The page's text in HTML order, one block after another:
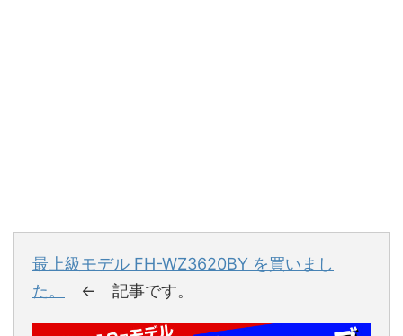
最上級モデル FH-WZ3620BY を買いまし
た。
← 記事です。